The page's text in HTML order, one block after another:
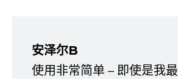
安泽尔B
使用非常简单 – 即使是我最